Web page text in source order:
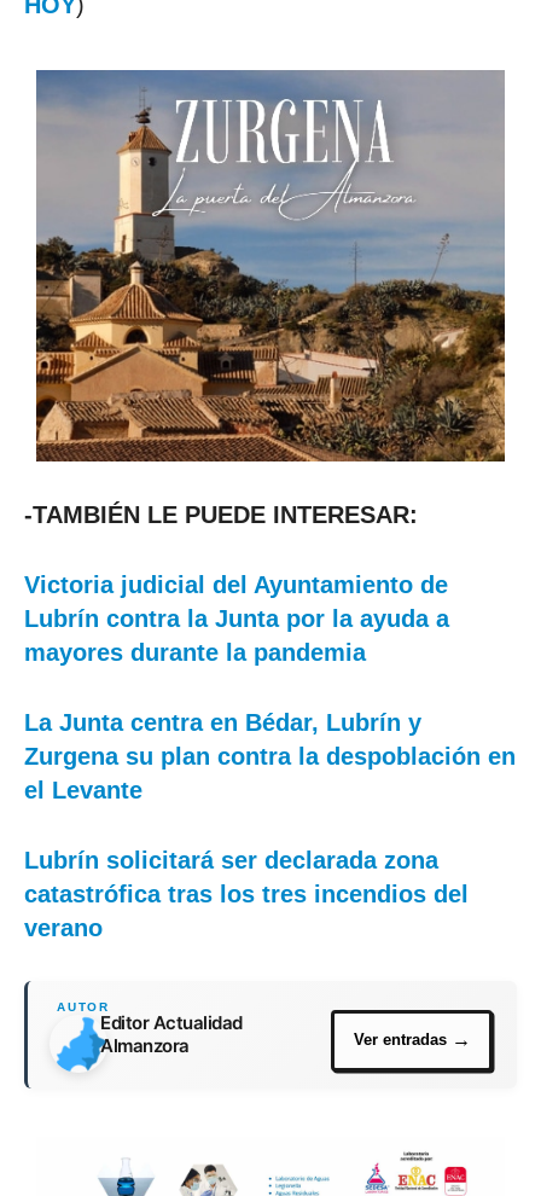
-TAMBIÉN LE PUEDE INTERESAR:
Victoria judicial del Ayuntamiento de
Lubrín contra la Junta por la ayuda a
mayores durante la pandemia
La Junta centra en Bédar, Lubrín y
Zurgena su plan contra la despoblación en
el Levante
Lubrín solicitará ser declarada zona
catastrófica tras los tres incendios del
verano
Editor Actualidad
Almanzora